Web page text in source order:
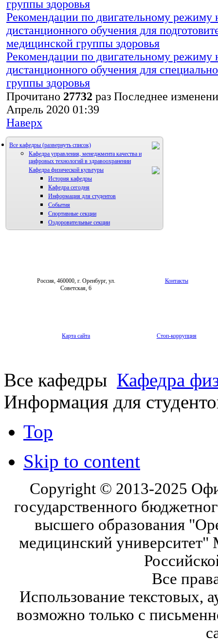
группы здоровья
Рекомендации по двигательному режиму
дистанционного обучения для
медицинской группы здоровья
Рекомендации по двигательному режиму
дистанционного обучения для
группы здоровья
Прочитано 27732 раз Последнее
Апрель 2020 01:39
Наверх
Все кафедры
Кафедра управления, менеджмента качества и
цифровых технологий в здравоохранении
Кафедра физической культуры
История кафедры
Кафедра сегодня
Информация для студентов
События
Спортивные секции
Оздоровительные секции
Россия, 460000, г. Оренбург, ул.
Советская, 6
Контакты
Карта сайта Стоп-коррупция
Все кафедры Кафедра
Информация для
Top
Skip to content
Copyright © 2013-2025
государственного
высшего образования
медицинский университет"
Все
Использование текстовых,
возможно только с